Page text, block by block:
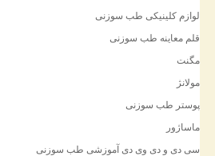
لوازم کلینیکی طب سوزنی
قلم معاینه طب سوزنی
مگنت
مولانژ
پوستر طب سوزنی
ماساژور
سی دی و دی وی دی آموزشی طب سوزنی